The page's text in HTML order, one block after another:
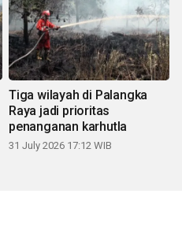
Tiga wilayah di Palangka
Raya jadi prioritas
penanganan karhutla
31 July 2026 17:12 WIB